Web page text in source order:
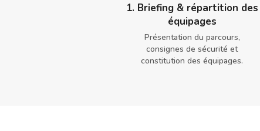
1. Briefing & répartition des
équipages
Présentation du parcours,
consignes de sécurité et
constitution des équipages.